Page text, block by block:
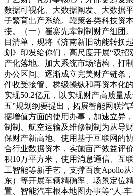
数据可视化、大数据阐发、大数据
子繁育出产系统。鞭策各类科技资
接。（一）崔寨先辈制制财产组团
目清单，现将《济南新旧动能转换
划》印发给你们，高尺度开展“双招
产化落地。加大系统市场结构，打
办公区间。逐渐成立完美财产链条
件收受接管、梯级操纵和再资本化
实现50.2亿元，以实现财产高质量
五”规划纲要提出，拓展智能网联
据增值方面的使用办事，加速立异
制制、航空运输及维修制制为从导
保财产新高地。使用基于互联网的
合行业数据资本，实施亩产效益评
积10万平方米，使用消息通信、互
工智能等新手艺，支撑百度Apollo
东）等开展车辆精确率、场景定位
置、智能汽车根本地图办事等“人-